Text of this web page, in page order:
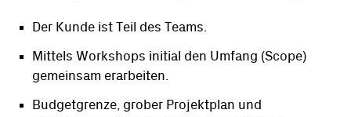
Der Kunde ist Teil des Teams.
Mittels Workshops initial den Umfang (Scope)
gemeinsam erarbeiten.
Budgetgrenze, grober Projektplan und